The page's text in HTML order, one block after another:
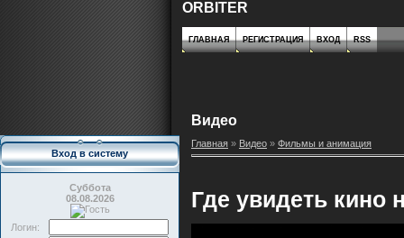
Вход в систему
Суббота
08.08.2026
Логин:
ORBITER
ГЛАВНАЯ РЕГИСТРАЦИЯ ВХОД RSS
Видео
Главная » Видео » Фильмы и анимация
Где увидеть кино